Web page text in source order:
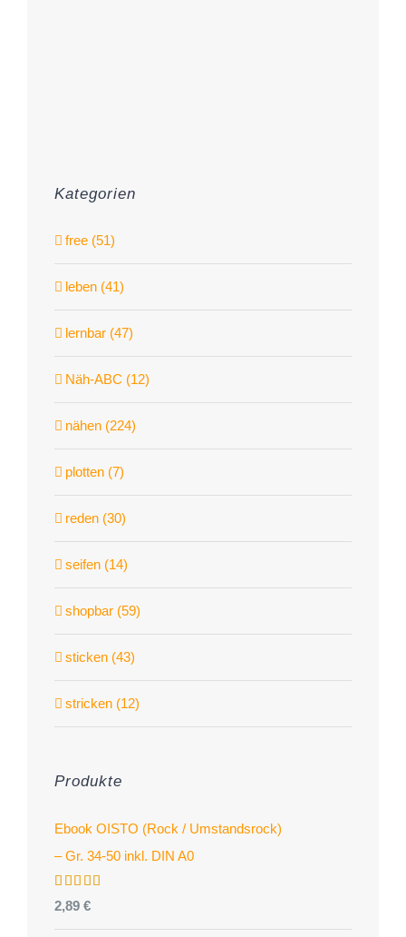
Kategorien
free (51)
leben (41)
lernbar (47)
Näh-ABC (12)
nähen (224)
plotten (7)
reden (30)
seifen (14)
shopbar (59)
sticken (43)
stricken (12)
Produkte
Ebook OISTO (Rock / Umstandsrock)
– Gr. 34-50 inkl. DIN A0
Bewertet
mit4.96
von 5
2,89 €